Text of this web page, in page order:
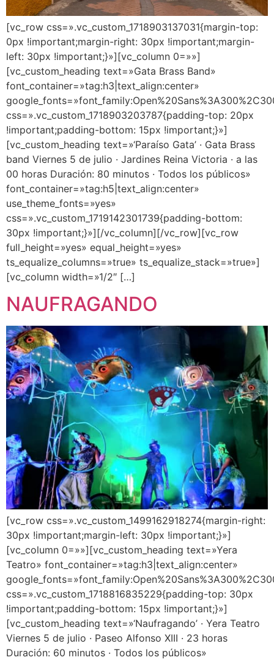
[vc_row css=».vc_custom_1718903137031{margin-top:
0px !important;margin-right: 30px !important;margin-
left: 30px !important;}»][vc_column 0=»»]
[vc_custom_heading text=»Gata Brass Band»
font_container=»tag:h3|text_align:center»
css=».vc_custom_1718903203787{padding-top: 20px
!important;padding-bottom: 15px !important;}»]
[vc_custom_heading text=»‘Paraíso Gata’ · Gata Brass
band Viernes 5 de julio · Jardines Reina Victoria · a las
00 horas Duración: 80 minutos · Todos los públicos»
font_container=»tag:h5|text_align:center»
use_theme_fonts=»yes»
css=».vc_custom_1719142301739{padding-bottom:
30px !important;}»][/vc_column][/vc_row][vc_row
full_height=»yes» equal_height=»yes»
ts_equalize_columns=»true» ts_equalize_stack=»true»]
[vc_column width=»1/2″ […]
NAUFRAGANDO
[vc_row css=».vc_custom_1499162918274{margin-right:
30px !important;margin-left: 30px !important;}»]
[vc_column 0=»»][vc_custom_heading text=»Yera
Teatro» font_container=»tag:h3|text_align:center»
css=».vc_custom_1718816835229{padding-top: 30px
!important;padding-bottom: 15px !important;}»]
[vc_custom_heading text=»‘Naufragando’ · Yera Teatro
Viernes 5 de julio · Paseo Alfonso XIII · 23 horas
Duración: 60 minutos · Todos los públicos»